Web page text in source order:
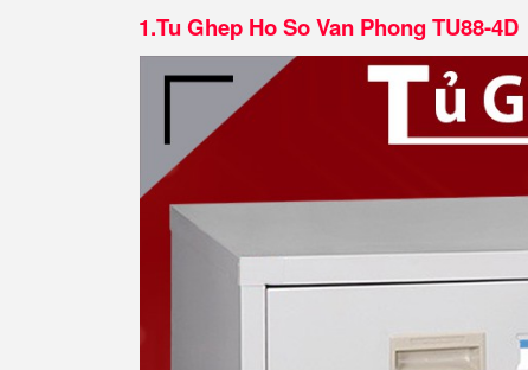
1.Tu Ghep Ho So Van Phong TU88-4D